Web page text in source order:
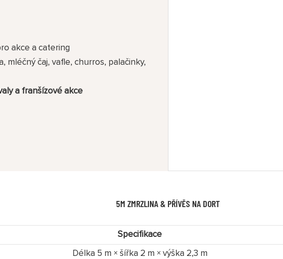
akce a catering
mléčný čaj, vafle, churros, palačinky,
a franšízové ​​akce
5M ZMRZLINA & PŘÍVĚS NA DORT
Specifikace
Délka 5 m × šířka 2 m × výška 2,3 m